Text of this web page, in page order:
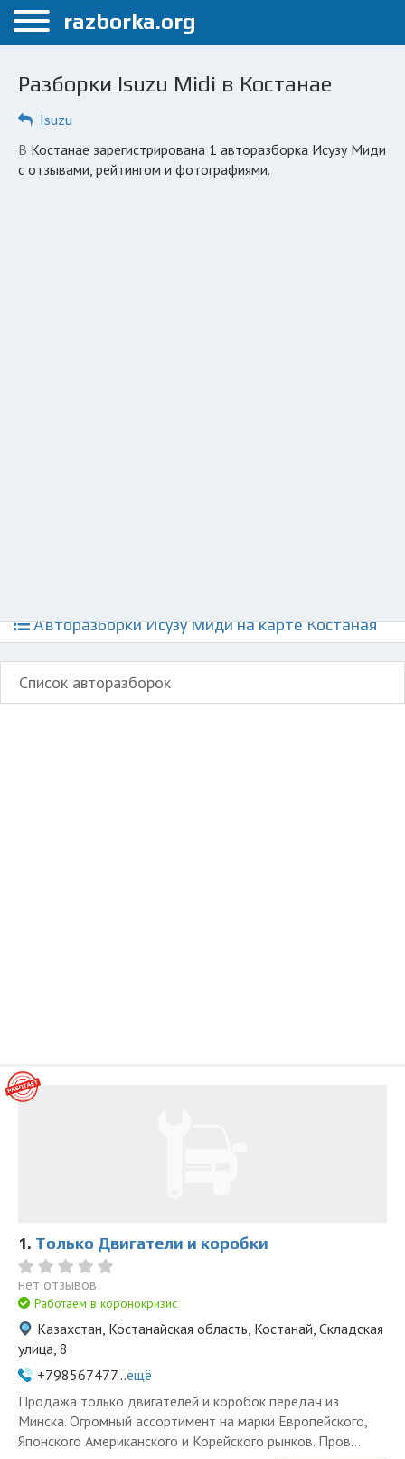
Меню
Костанай
ПОЛЬЗОВАТЕЛЯМ
Каталог разборок
Разборки Isuzu Midi в Костанае
Isuzu
в Костанае зарегистрирована 1 авторазборка Исузу Миди
с отзывами, рейтингом и фотографиями.
Авторазборки Исузу Миди на карте Костаная
Список авторазборок
1. Только Двигатели и коробки
нет отзывов
Работаем в коронокризис
Казахстан, Костанайская область, Костанай, Складская
улица, 8
+798567477...ещё
Продажа только двигателей и коробок передач из
Минска. Огромный ассортимент на марки Европейского,
Японского Американского и Корейского рынков. Пров...
razborka.org